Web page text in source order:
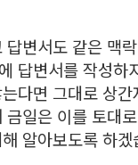
답변서도 같은 맥
답변서를 작성하
다면 그대로 상
금일은 이를 토대
알아보도록 하겠